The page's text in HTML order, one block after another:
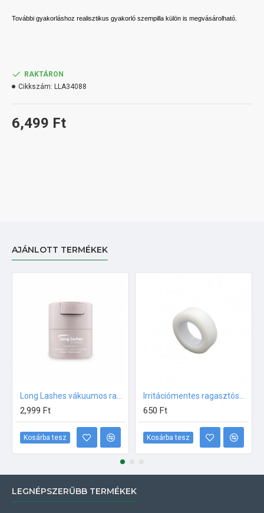
További gyakorláshoz realisztikus gyakorló szempilla külön is megvásárolható.
6,499 Ft
RAKTÁRON
Cikkszám: LLA34088
AJÁNLOTT TERMÉKEK
2,999 Ft
Kosárba tesz
650 Ft
Kosárba tesz
LEGNÉPSZERŰBB TERMÉKEK